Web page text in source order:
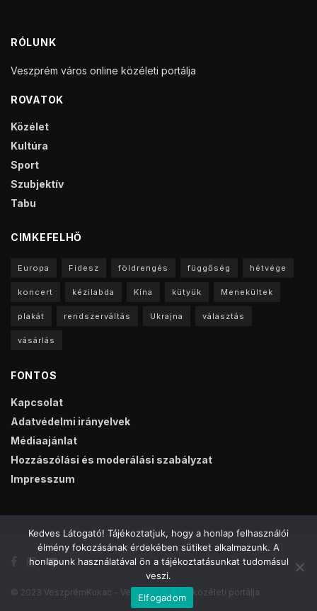
RÓLUNK
Veszprém város online közéleti portálja
ROVATOK
Közélet
Kultúra
Sport
Szubjektív
Tabu
CIMKEFELHŐ
Europa Fidesz földrengés függőség hétvége
koncert kézilabda Kína kütyük Menekültek
plakát rendszerváltás Ukrajna választás
vásárlás
FONTOS
Kapcsolat
Adatvédelmi irányelvek
Médiaajánlat
Hozzászólási és moderálási szabályzat
Impresszum
© 2023 VeszprémKukac - Veszprém online közéleti portálja
Kedves Látogató! Tájékoztatjuk, hogy a honlap felhasználói
élmény fokozásának érdekében sütiket alkalmazunk. A
honlapunk használatával ön a tájékoztatásunkat tudomásul
veszi.
Elfogadom